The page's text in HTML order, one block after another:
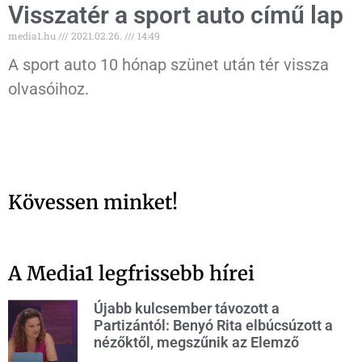
Visszatér a sport auto című lap
media1.hu 2021.02.26. 14:49
A sport auto 10 hónap szünet után tér vissza
olvasóihoz.
Kövessen minket!
A Media1 legfrissebb hírei
Újabb kulcsember távozott a
Partizántól: Benyó Rita elbúcsúzott a
nézőktől, megszűnik az Elemző